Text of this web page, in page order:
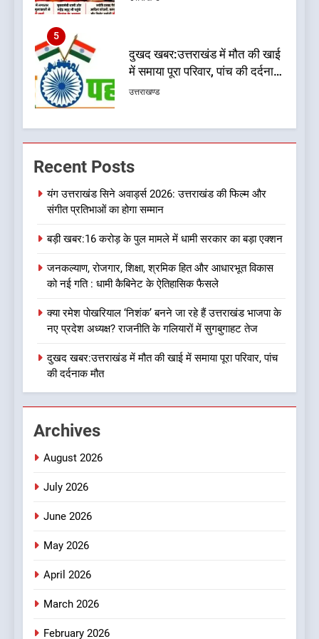
6
कृष्णा हाउसकीपिंग के मालिक दीपक
जायसवाल विनोद नौटियाल आदि पर
मुकदमा दर्ज
उत्तराखण्ड
7
कांग्रेस की कार्यकारिणी का शुभ मुहूर्त,
उत्तराखण्ड
बड़ी खबर: मुख्यमंत्री पुष्कर सिंह धामी
को भाजपा ने दी नई जिम्मेदारी ,इन पूर्व
मुख्यमंत्री को भी मिली जिम्मेदारी
उत्तराखण्ड
1
यंग उत्तराखंड सिने अवार्ड्स 2026:
उत्तराखंड की फिल्म और संगीत
4
Recent Posts
यंग उत्तराखंड सिने अवार्ड्स 2026: उत्तराखंड की फिल्म और
संगीत प्रतिभाओं का होगा सम्मान
बड़ी खबर:16 करोड़ के पुल मामले में धामी सरकार का बड़ा एक्शन
जनकल्याण, रोजगार, शिक्षा, श्रमिक हित और आधारभूत विकास
को नई गति : धामी कैबिनेट के ऐतिहासिक फैसले
क्या रमेश पोखरियाल ‘निशंक’ बनने जा रहे हैं उत्तराखंड भाजपा के
नए प्रदेश अध्यक्ष? राजनीति के गलियारों में सुगबुगाहट तेज
दुखद खबर:उत्तराखंड में मौत की खाई में समाया पूरा परिवार, पांच
की दर्दनाक मौत
Archives
August 2026
July 2026
June 2026
May 2026
April 2026
March 2026
February 2026